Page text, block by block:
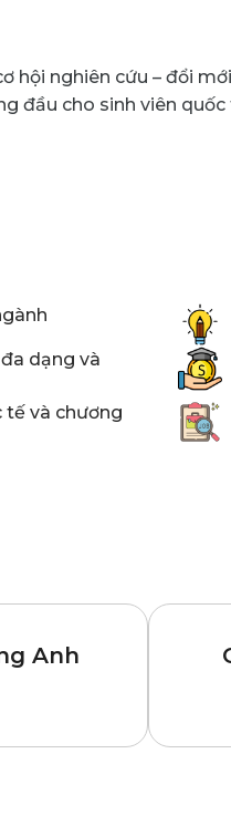
hội nghiên cứu – đổi
đầu cho sinh viên
dạng và
tế và chương
Anh
– tổng